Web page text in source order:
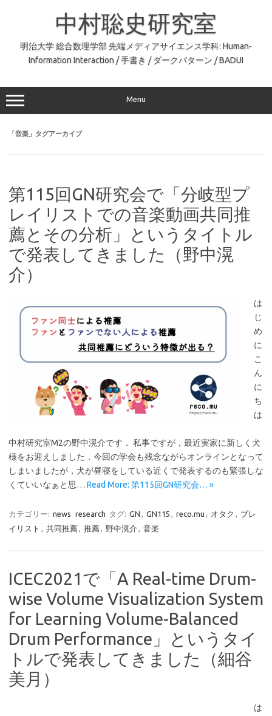
中村聡史研究室
明治大学 総合数理学部 先端メディアサイエンス学科: Human-
Information Interaction / 手書き / ダークパターン / BADUI
Menu
「音楽 」タグアーカイブ
第115回GN研究会で「分岐型プ
レイリストでの音楽動画共同推
薦とその分析」というタイトル
で発表してきました（野中滉
介）
は
じ
め
に
こ
ん
に
ち
は
中村研究室M2の野中滉介です． 私事ですが，最近実家に新しく犬
様をお迎えしました．今回の学会も残念ながらオンラインとなって
しまいましたが，犬が昼寝をしている近くで発表するのも緊張しな
くていいなぁと思… Read More: 第115回GN研究会… »
カテゴリー: news research タグ: GN , GN115 , reco.mu , オタク , プレ
イリスト , 共同推薦, 推薦, 野中滉介, 音楽
ICEC2021で「A Real-time Drum-
wise Volume Visualization System
for Learning Volume-Balanced
Drum Performance」というタイ
トルで発表してきました（細谷
美月）
は